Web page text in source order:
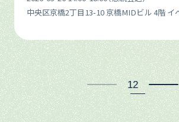
中央区京橋2丁目13-10 京橋MIDビル 4階 イ
12